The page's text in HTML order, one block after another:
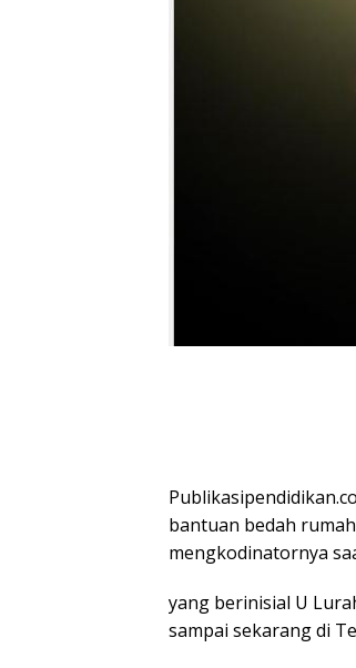
bantuan bedah
mengkodinatornya
yang berinisial U
sampai sekarang di